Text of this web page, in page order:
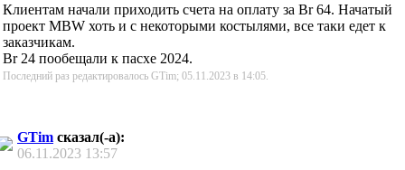
Клиентам начали приходить счета на оплату за Br 64. Начатый
проект MBW хоть и с некоторыми костылями, все таки едет к
заказчикам.
Br 24 пообещали к пасхе 2024.
Последний раз редактировалось GTim; 05.11.2023 в 14:05.
GTim сказал(-а):
06.11.2023 13:57